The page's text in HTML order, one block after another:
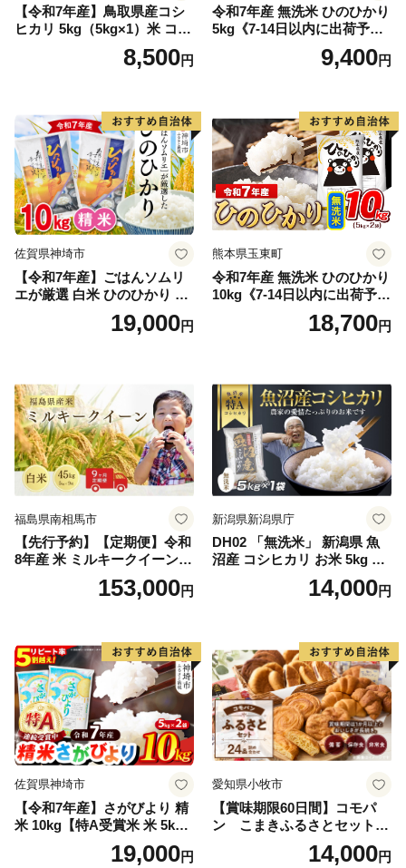
【令和7年産】鳥取県産コシ
ヒカリ 5kg（5kg×1）米 コシ
ヒカリ こしひかり お米 白米
精米 5キロ おこめ こめ コメ
野町産 Elevation
8,500円
令和7年産 無洗米 ひのひかり
5kg《7-14日以内に出荷予定
(土日祝除く)》コメ 米 無洗米
高レビュー｜人気米 熊本県
9,400円
佐賀県神埼市
【令和7年産】ごはんソムリ
エが厳選 白米 ひのひかり 10
米 10kg 5kg×2 ひのひかり ブ
19,000円
熊本県玉東町
令和7年産 無洗米 ひのひかり
10kg《7-14日以内に出荷予定
(土日祝除く)》コメ 米 無洗米
令和7年産 高レビュー｜人気
18,700円
福島県南相馬市
【先行予約】【定期便】令和
8年産 米 ミルキークイーン
白米 45kg (5kg×9回) | ミルキ
ークイーン 米5kg 福島 福島
福島県 南相馬市 cu006-ae
153,000円
新潟県新潟県庁
DH02 「無洗米」 新潟県 魚
沼産 コシヒカリ お米 5kg こ
しひかり 精米 米（お米の美
味しい炊き方ガイド付き）
14,000円
佐賀県神埼市
【令和7年産】さがびより 精
米 10kg【特A受賞米 米 5kg×
2袋 お米 コメ こめ 国産 美味
しい ブランド米 人気 ランキ
19,000円
愛知県小牧市
【賞味期限60日間】コモパ
ン こまきふるさとセット
（24個入り）／災害用備蓄
保存食 非常食 防災グッズに
14,000円